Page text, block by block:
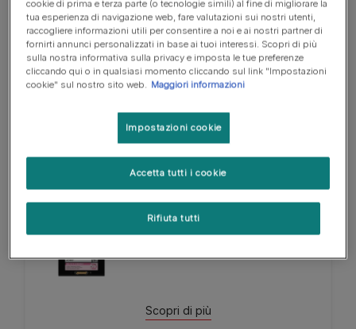
PURINA ONE BIFENSIS
Crocchette Gatto Delicate
Ricco in Tacchino e Riso
PRO PLAN Secco
PRO PLAN ADULT
1+DELICATE DIGESTION
Scopri di più
cookie di prima e terza parte (o tecnologie simili) al fine di migliorare la
tua esperienza di navigazione web, fare valutazioni sui nostri utenti,
raccogliere informazioni utili per consentire a noi e ai nostri partner di
fornirti annunci personalizzati in base ai tuoi interessi. Scopri di più
sulla nostra informativa sulla privacy e imposta le tue preferenze
cliccando qui o in qualsiasi momento cliccando sul link "Impostazioni
cookie" sul nostro sito web. Maggiori informazioni
Impostazioni cookie
Rifiuta tutti
Accetta tutti i cookie